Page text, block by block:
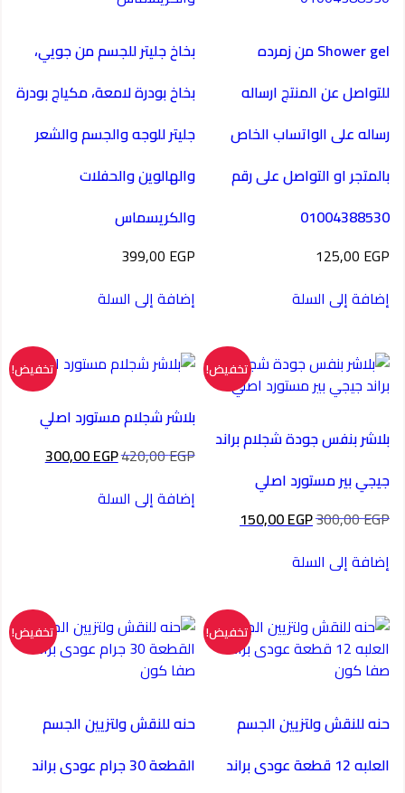
Shower gel من زمرده
للتواصل عن المنتج ارساله
رساله على الواتساب الخاص
بالمتجر او التواصل على رقم
01004388530
125,00 EGP
إضافة إلى السلة
بخاخ جليتر للجسم من جويي،
بخاخ بودرة لامعة، مكياج بودرة
جليتر للوجه والجسم والشعر
والهالوين والحفلات
والكريسماس
399,00 EGP
إضافة إلى السلة
تخفيض!
بلاشر بنفس جودة شجلام براند
جيجي بير مستورد اصلي
300,00EGP السعر
هو:
300,00 EGP.
150,00EGP
إضافة إلى السلة
تخفيض!
بلاشر شجلام مستورد اصلي
420,00EGP السعر
هو:
420,00 EGP.
300,00EGP
إضافة إلى السلة
تخفيض!
حنه للنقش ولتزيين الجسم
العلبه 12 قطعة عودى براند
تخفيض!
حنه للنقش ولتزيين الجسم
القطعة 30 جرام عودى براند